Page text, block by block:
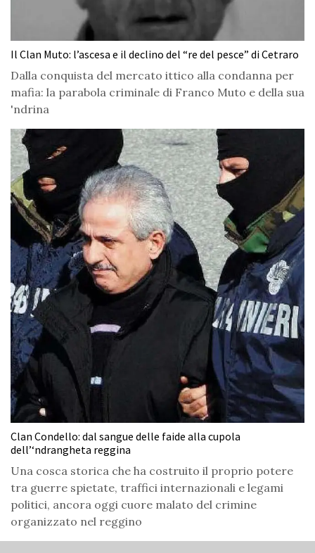
Il Clan Muto: l’ascesa e il declino del “re del pesce” di Cetraro
Dalla conquista del mercato ittico alla condanna per
mafia: la parabola criminale di Franco Muto e della sua
'ndrina
Clan Condello: dal sangue delle faide alla cupola
dell’‘ndrangheta reggina
Una cosca storica che ha costruito il proprio potere
tra guerre spietate, traffici internazionali e legami
politici, ancora oggi cuore malato del crimine
organizzato nel reggino